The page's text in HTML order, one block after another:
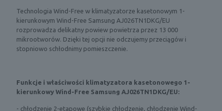
Technologia Wind-Free w klimatyzatorze kasetonowym 1-
kierunkowym Wind-Free Samsung AJ026TN1DKG/EU
rozprowadza delikatny powiew powietrza przez 13 000
mikrootworów. Dzięki tej opcji nie odczujemy przeciągów i
stopniowo schłodnimy pomieszczenie.
Funkcje i właściwości klimatyzatora kasetonowego 1-
kierunkowy Wind-Free Samsung AJ026TN1DKG/EU:
- chłodzenie 2-etapowe (szybkie chłodzenie, chłodzenie Wind-